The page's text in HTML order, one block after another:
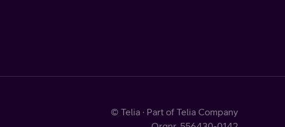
© Telia · Part of Telia Company